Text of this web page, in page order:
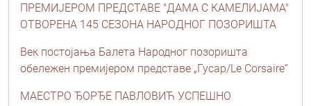
ПРЕМИЈЕРОМ ПРЕДСТАВЕ "ДАМА С КАМЕЛИЈАМА"
ОТВОРЕНА 145 СЕЗОНА НАРОДНОГ ПОЗОРИШТА
Век постојања Балета Народног позоришта
обележен премијером представе „Гусар/Le Corsaire“
МАЕСТРО ЂОРЂЕ ПАВЛОВИЋ УСПЕШНО